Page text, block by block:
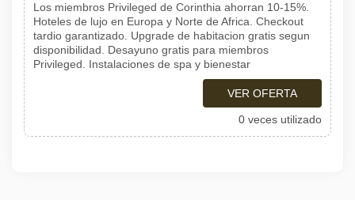
Los miembros Privileged de Corinthia ahorran 10-15%.
Hoteles de lujo en Europa y Norte de Africa. Checkout
tardio garantizado. Upgrade de habitacion gratis segun
disponibilidad. Desayuno gratis para miembros
Privileged. Instalaciones de spa y bienestar
VER OFERTA
0 veces utilizado